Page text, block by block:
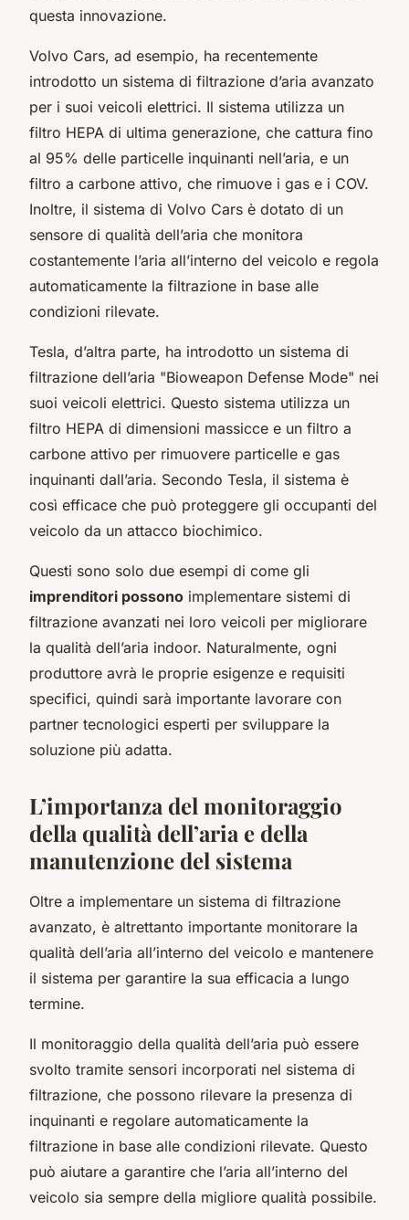
questa innovazione.
Volvo Cars, ad esempio, ha recentemente
introdotto un sistema di filtrazione d’aria avanzato
per i suoi veicoli elettrici. Il sistema utilizza un
filtro HEPA di ultima generazione, che cattura fino
al 95% delle particelle inquinanti nell’aria, e un
filtro a carbone attivo, che rimuove i gas e i COV.
Inoltre, il sistema di Volvo Cars è dotato di un
sensore di qualità dell’aria che monitora
costantemente l’aria all’interno del veicolo e regola
automaticamente la filtrazione in base alle
condizioni rilevate.
Tesla, d’altra parte, ha introdotto un sistema di
filtrazione dell’aria "Bioweapon Defense Mode" nei
suoi veicoli elettrici. Questo sistema utilizza un
filtro HEPA di dimensioni massicce e un filtro a
carbone attivo per rimuovere particelle e gas
inquinanti dall’aria. Secondo Tesla, il sistema è
così efficace che può proteggere gli occupanti del
veicolo da un attacco biochimico.
Questi sono solo due esempi di come gli
imprenditori possono implementare sistemi di
filtrazione avanzati nei loro veicoli per migliorare
la qualità dell’aria indoor. Naturalmente, ogni
produttore avrà le proprie esigenze e requisiti
specifici, quindi sarà importante lavorare con
partner tecnologici esperti per sviluppare la
soluzione più adatta.
L’importanza del monitoraggio
della qualità dell’aria e della
manutenzione del sistema
Oltre a implementare un sistema di filtrazione
avanzato, è altrettanto importante monitorare la
qualità dell’aria all’interno del veicolo e mantenere
il sistema per garantire la sua efficacia a lungo
termine.
Il monitoraggio della qualità dell’aria può essere
svolto tramite sensori incorporati nel sistema di
filtrazione, che possono rilevare la presenza di
inquinanti e regolare automaticamente la
filtrazione in base alle condizioni rilevate. Questo
può aiutare a garantire che l’aria all’interno del
veicolo sia sempre della migliore qualità possibile.